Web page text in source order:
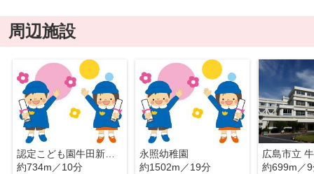
周辺施設
認定こども園牛田新町光明保育園
約734m／10分
永照幼稚園
約1502m／19分
約699m／